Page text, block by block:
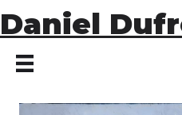
Daniel